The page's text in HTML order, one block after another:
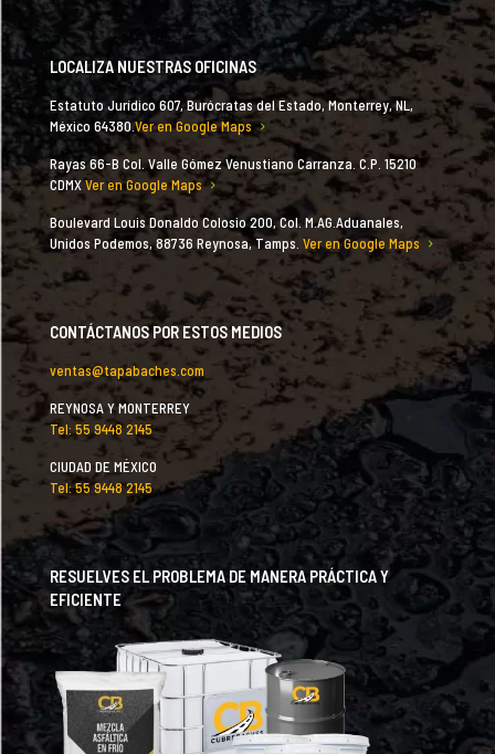
LOCALIZA NUESTRAS OFICINAS
Estatuto Jurídico 607, Burócratas del Estado, Monterrey, NL,
México 64380.Ver en Google Maps
Rayas 66-B Col. Valle Gómez Venustiano Carranza. C.P. 15210
CDMXVer en Google Maps
Boulevard Louis Donaldo Colosio 200, Col. M.AG.Aduanales,
Unidos Podemos, 88736 Reynosa, Tamps. Ver en Google Maps
CONTÁCTANOS POR ESTOS MEDIOS
ventas@tapabaches.com
REYNOSA Y MONTERREY
Tel: 55 9448 2145
CIUDAD DE MÉXICO
Tel: 55 9448 2145
RESUELVES EL PROBLEMA DE MANERA PRÁCTICA Y
EFICIENTE